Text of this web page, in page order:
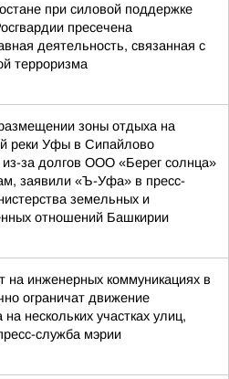
при силовой поддержке
пресечена
деятельность, связанная с
терроризма
зоны отдыха на
реки Уфы в Сипайлово
из-за долгов ООО «Берег солнца»
заявили «Ъ-Уфа» в пресс-
земельных и
отношений Башкирии
на инженерных коммуникациях в
ограничат движение
на нескольких участках улиц,
служба мэрии